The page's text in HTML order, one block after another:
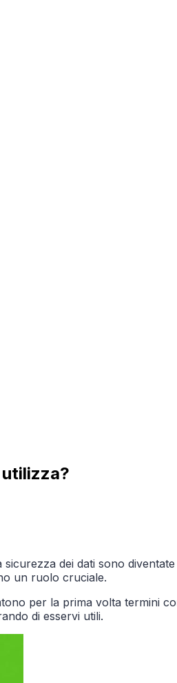
utilizza?
dei dati sono
un ruolo cruciale.
per la prima volta termini
di esservi utili.